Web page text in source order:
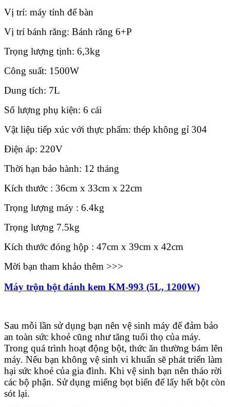
Vị trí: máy tính để bàn
Vị trí bánh răng: Bánh răng 6+P
Trọng lượng tịnh: 6,3kg
Công suất: 1500W
Dung tích: 7L
Số lượng phụ kiện: 6 cái
Vật liệu tiếp xúc với thực phẩm: thép không gỉ 304
Điện áp: 220V
Thời hạn bảo hành: 12 tháng
Kích thước : 36cm x 33cm x 22cm
Trọng lượng máy : 6.4kg
Trọng lượng 7.5kg
Kích thước đóng hộp : 47cm x 39cm x 42cm
Mời bạn tham khảo thêm >>>
Máy trộn bột đánh kem KM-993 (5L, 1200W)
Sau mỗi lần sử dụng bạn nên vệ sinh máy để đảm bảo
an toàn sức khoẻ cũng như tăng tuổi thọ của máy.
Trong quá trình hoạt động bột, thức ăn thường bám lên
máy. Nếu bạn không vệ sinh vi khuẩn sẽ phát triển làm
hại sức khoẻ của gia đình. Khi vệ sinh bạn nên tháo rời
các bộ phận. Sử dụng miếng bọt biển để lấy hết bột còn
sót lại.